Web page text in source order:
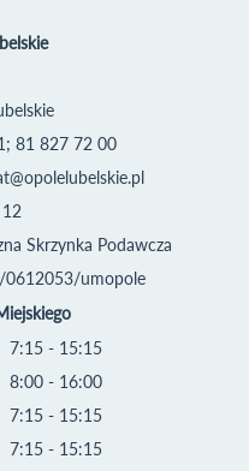
81 827 72 00
Skrzynka Podawcza
0612053/umopole
7:15 - 15:15
8:00 - 16:00
7:15 - 15:15
7:15 - 15:15